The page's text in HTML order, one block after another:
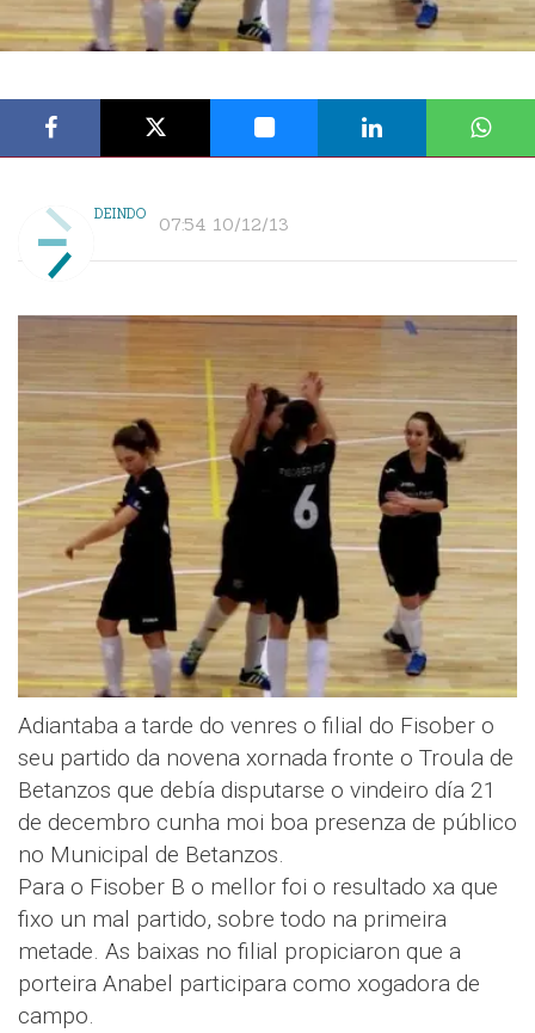
DEINDO 07:54 10/12/13
Adiantaba a tarde do venres o filial do Fisober o
seu partido da novena xornada fronte o Troula de
Betanzos que debía disputarse o vindeiro día 21
de decembro cunha moi boa presenza de público
no Municipal de Betanzos.
Para o Fisober B o mellor foi o resultado xa que
fixo un mal partido, sobre todo na primeira
metade. As baixas no filial propiciaron que a
porteira Anabel participara como xogadora de
campo.